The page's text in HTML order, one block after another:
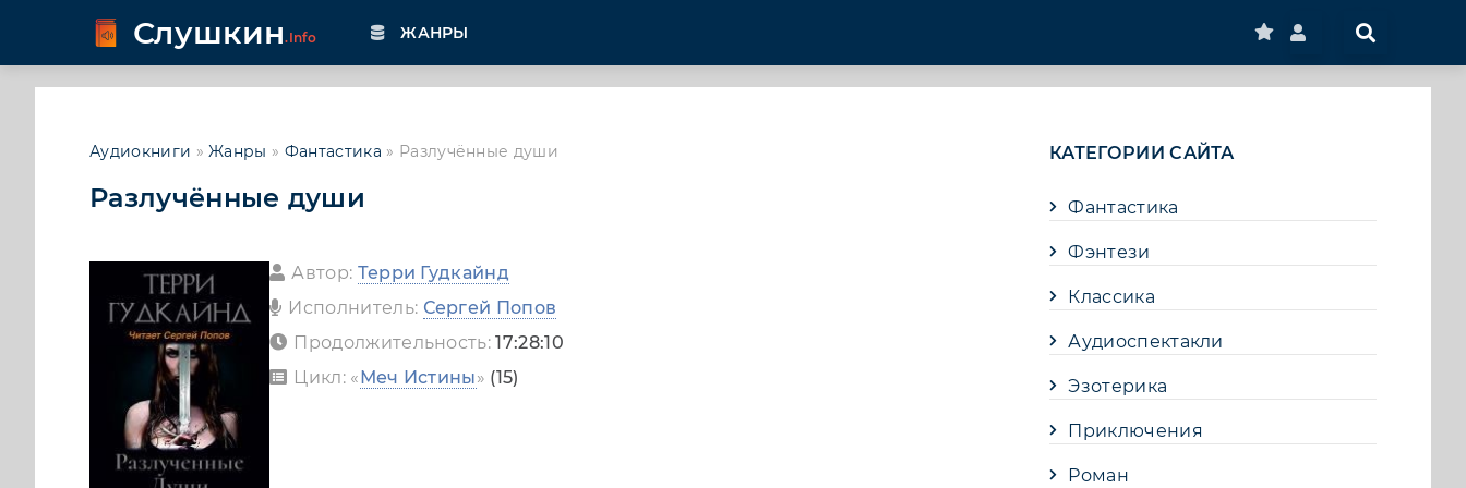
Слушкин.Info ЖАНРЫ
Аудиокниги »Жанры » Фантастика » Разлучённые души
Разлучённые души
Автор: Терри Гудкайнд
Исполнитель: Сергей Попов
Продолжительность:17:28:10
Цикл: «Меч Истины» (15)
КАТЕГОРИИ САЙТА
Фантастика
Фэнтези
Классика
Аудиоспектакли
Эзотерика
Приключения
Роман